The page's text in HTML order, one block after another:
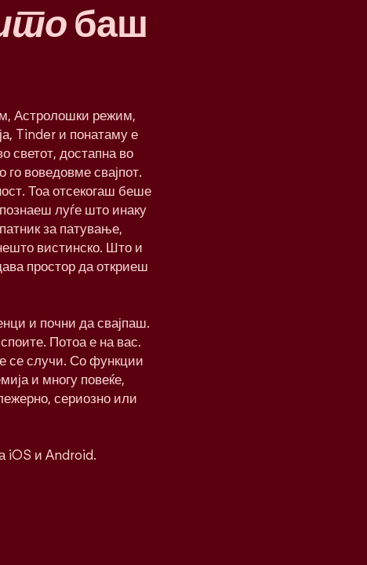
баш
Астролошки режим,
Tinder и понатаму е
светот, достапна во
го воведовме свајпот.
Тоа отсекогаш беше
луѓе што инаку
за патување,
вистинско. Што и
простор да откриеш
и почни да свајпаш.
споите. Потоа е на вас.
се случи. Со функции
и многу повеќе,
сериозно или
iOS и Android.